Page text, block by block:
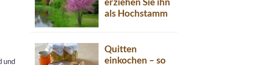
und
als Hochstamm
Quitten
einkochen – so